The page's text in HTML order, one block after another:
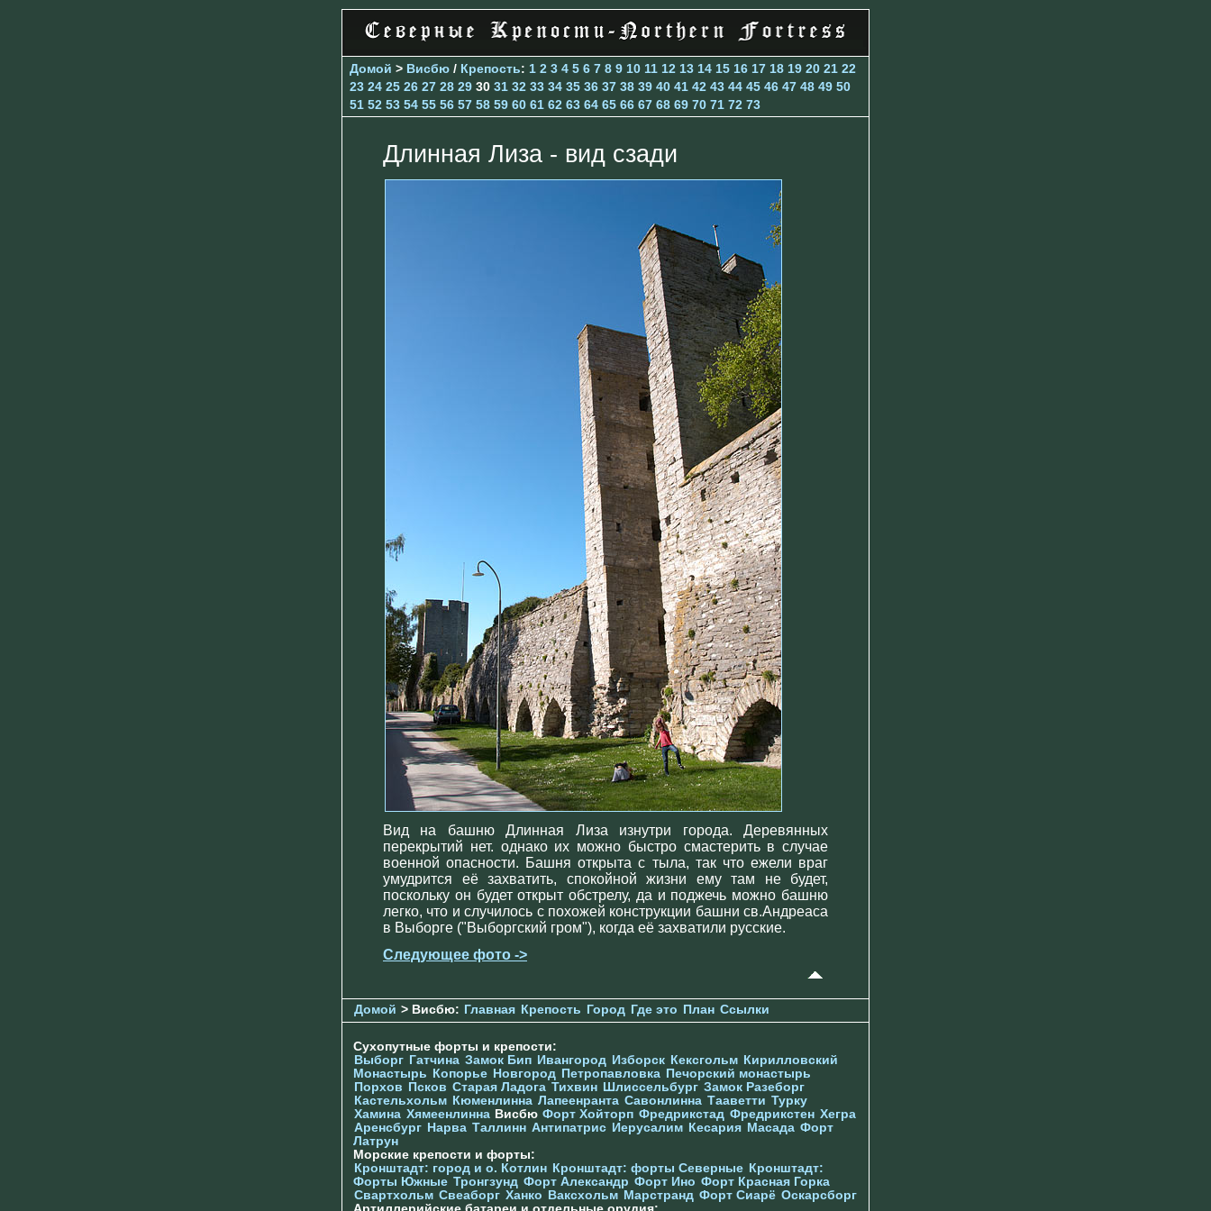
Домой > Висбю / Крепость: 1 2 3 4 5 6 7 8 9 10 11 12 13 14 15 16 17 18 19 20 21 22
23 24 25 26 27 28 29 30 31 32 33 34 35 36 37 38 39 40 41 42 43 44 45 46 47 48 49 50
51 52 53 54 55 56 57 58 59 60 61 62 63 64 65 66 67 68 69 70 71 72 73
Длинная Лиза - вид сзади
Вид на башню Длинная Лиза изнутри города. Деревянных
перекрытий нет. однако их можно быстро смастерить в случае
военной опасности. Башня открыта с тыла, так что ежели враг
умудрится её захватить, спокойной жизни ему там не будет,
поскольку он будет открыт обстрелу, да и поджечь можно башню
легко, что и случилось с похожей конструкции башни св.Андреаса
в Выборге ("Выборгский гром"), когда её захватили русские.
Следующее фото ->
Домой > Висбю: Главная Крепость Город Где это План Ссылки
Сухопутные форты и крепости:
Выборг Гатчина Замок Бип Ивангород Изборск Кексгольм Кирилловский
Монастырь
Копорье Новгород Петропавловка Печорcкий монастырь
Порхов
Псков Старая Ладога Тихвин Шлиссельбург Замок Разеборг
Кастельхольм Кюменлинна Лапеенранта Савонлинна Тааветти Турку
Хамина Хямеенлинна Висбю Форт Хойторп Фредрикстад Фредрикстен Хегра
Аренсбург Нарва Таллинн Антипатрис Иерусалим Кесария Масада Форт
Латрун
Морские крепости и форты:
Кронштадт: город и о. Котлин Кронштадт: форты Северные Кронштадт:
Форты Южные Тронгзунд Форт Александр Форт Ино Форт Красная Горка
Свартхольм Свеаборг Ханко Ваксхольм Марстранд Форт Сиарё Оскарсборг